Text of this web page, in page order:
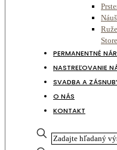
Store
PERMANENTNÉ
NASTREĽOVANIE
SVADBA A
O NÁS
KONTAKT